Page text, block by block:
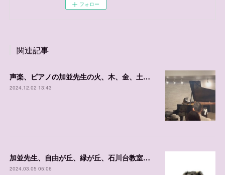
フォロー
関連記事
声楽、ピアノの加並先生の火、木、金、土、日の体験可能日程
2024.12.02 13:43
加並先生、自由が丘、緑が丘、石川台教室 体験レッスンご案内日程
2024.03.05 05:06